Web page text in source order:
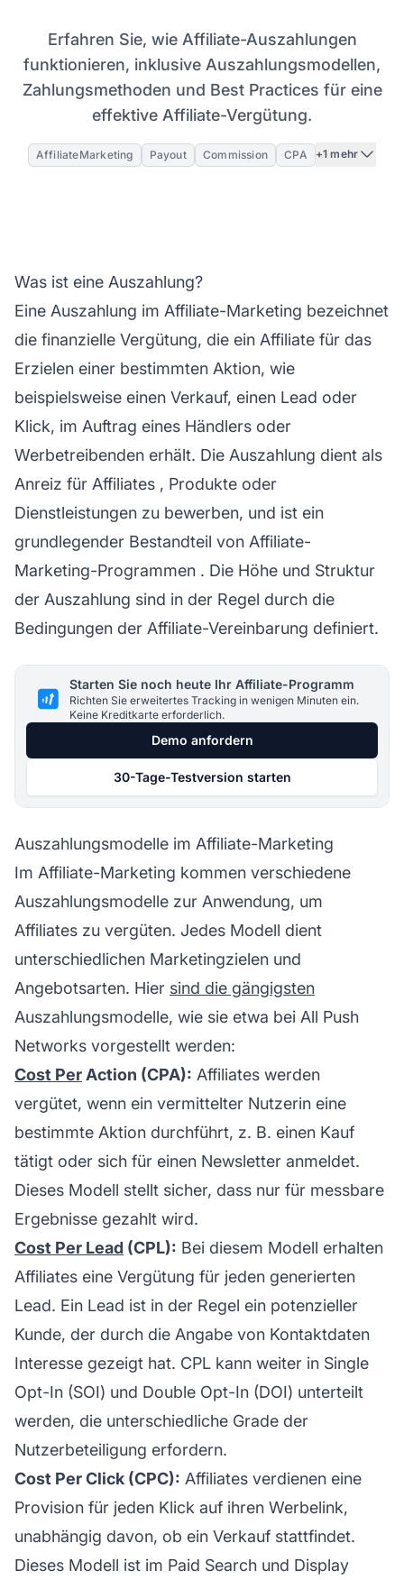
Erfahren Sie, wie Affiliate-Auszahlungen
funktionieren, inklusive Auszahlungsmodellen,
Zahlungsmethoden und Best Practices für eine
effektive Affiliate-Vergütung.
AffiliateMarketing Payout Commission CPA +1 mehr
Was ist eine Auszahlung?
Eine Auszahlung im Affiliate-Marketing bezeichnet
die finanzielle Vergütung, die ein Affiliate für das
Erzielen einer bestimmten Aktion, wie
beispielsweise einen Verkauf, einen Lead oder
Klick, im Auftrag eines Händlers oder
Werbetreibenden erhält. Die Auszahlung dient als
Anreiz für Affiliates , Produkte oder
Dienstleistungen zu bewerben, und ist ein
grundlegender Bestandteil von Affiliate-
Marketing-Programmen . Die Höhe und Struktur
der Auszahlung sind in der Regel durch die
Bedingungen der Affiliate-Vereinbarung definiert.
Starten Sie noch heute Ihr Affiliate-Programm
Richten Sie erweitertes Tracking in wenigen Minuten ein.
Keine Kreditkarte erforderlich.
Demo anfordern
30-Tage-Testversion starten
Auszahlungsmodelle im Affiliate-Marketing
Im Affiliate-Marketing kommen verschiedene
Auszahlungsmodelle zur Anwendung, um
Affiliates zu vergüten. Jedes Modell dient
unterschiedlichen Marketingzielen und
Angebotsarten. Hier sind die gängigsten
Auszahlungsmodelle, wie sie etwa bei All Push
Networks vorgestellt werden:
Cost PerAction (CPA): Affiliates werden
vergütet, wenn ein vermittelter Nutzerin eine
bestimmte Aktion durchführt, z. B. einen Kauf
tätigt oder sich für einen Newsletter anmeldet.
Dieses Modell stellt sicher, dass nur für messbare
Ergebnisse gezahlt wird.
Cost Per Lead (CPL): Bei diesem Modell erhalten
Affiliates eine Vergütung für jeden generierten
Lead. Ein Lead ist in der Regel ein potenzieller
Kunde, der durch die Angabe von Kontaktdaten
Interesse gezeigt hat. CPL kann weiter in Single
Opt-In (SOI) und Double Opt-In (DOI) unterteilt
werden, die unterschiedliche Grade der
Nutzerbeteiligung erfordern.
Cost Per Click (CPC): Affiliates verdienen eine
Provision für jeden Klick auf ihren Werbelink,
unabhängig davon, ob ein Verkauf stattfindet.
Dieses Modell ist im Paid Search und Display